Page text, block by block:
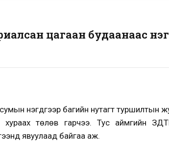
цагаан будаанаас
нэгдүгээр багийн нутагт туршилтын
хураах төлөв гарчээ. Тус аймгийн
явуулаад байгаа аж.